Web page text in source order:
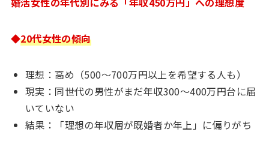
◆20代女性の傾向
理想：高め（500〜700万円以上を希望する人も）
現実：同世代の男性がまだ年収300〜400万円台に届
いていない
結果：「理想の年収層が既婚者か年上」に偏りがち